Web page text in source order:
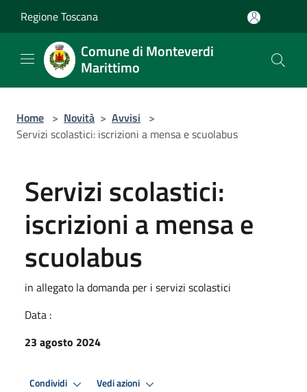
Regione Toscana
Comune di Monteverdi
Marittimo
Home > Novità > Avvisi >
Servizi scolastici: iscrizioni a mensa e scuolabus
Servizi scolastici:
iscrizioni a mensa e
scuolabus
in allegato la domanda per i servizi scolastici
Data :
23 agosto 2024
Condividi Vedi azioni